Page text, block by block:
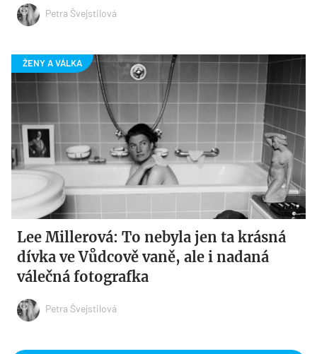
Petra Švejstilová
Lee Millerová: To nebyla jen ta krásná
dívka ve Vůdcově vaně, ale i nadaná
válečná fotografka
Petra Švejstilová